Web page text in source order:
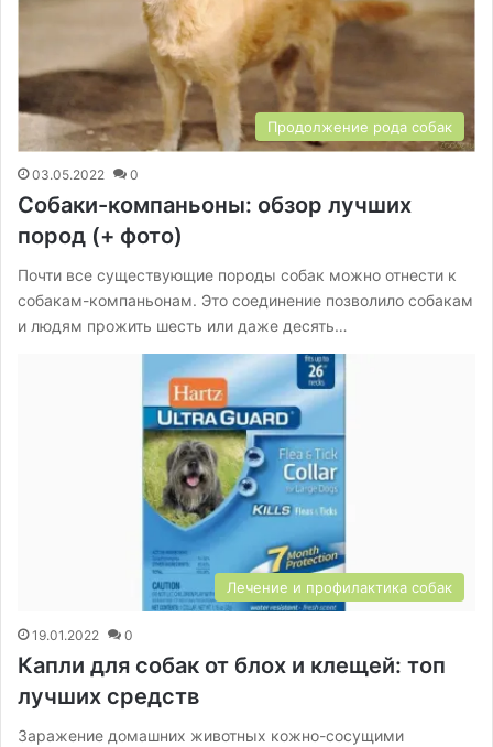
Продолжение рода собак
03.05.2022 0
Собаки-компаньоны: обзор лучших
пород (+ фото)
Почти все существующие породы собак можно отнести к
собакам-компаньонам. Это соединение позволило собакам
и людям прожить шесть или даже десять…
Лечение и профилактика собак
19.01.2022 0
Капли для собак от блох и клещей: топ
лучших средств
Заражение домашних животных кожно-сосущими